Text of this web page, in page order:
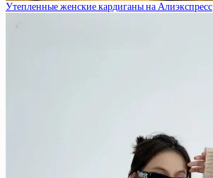
Утепленные женские кардиганы на Алиэкспресс